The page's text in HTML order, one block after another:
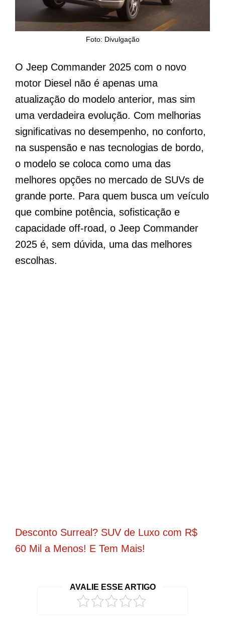
Foto: Divulgação
O Jeep Commander 2025 com o novo
motor Diesel não é apenas uma
atualização do modelo anterior, mas sim
uma verdadeira evolução. Com melhorias
significativas no desempenho, no conforto,
na suspensão e nas tecnologias de bordo,
o modelo se coloca como uma das
melhores opções no mercado de SUVs de
grande porte. Para quem busca um veículo
que combine potência, sofisticação e
capacidade off-road, o Jeep Commander
2025 é, sem dúvida, uma das melhores
escolhas.
Desconto Surreal? SUV de Luxo com R$
60 Mil a Menos! E Tem Mais!
AVALIE ESSE ARTIGO